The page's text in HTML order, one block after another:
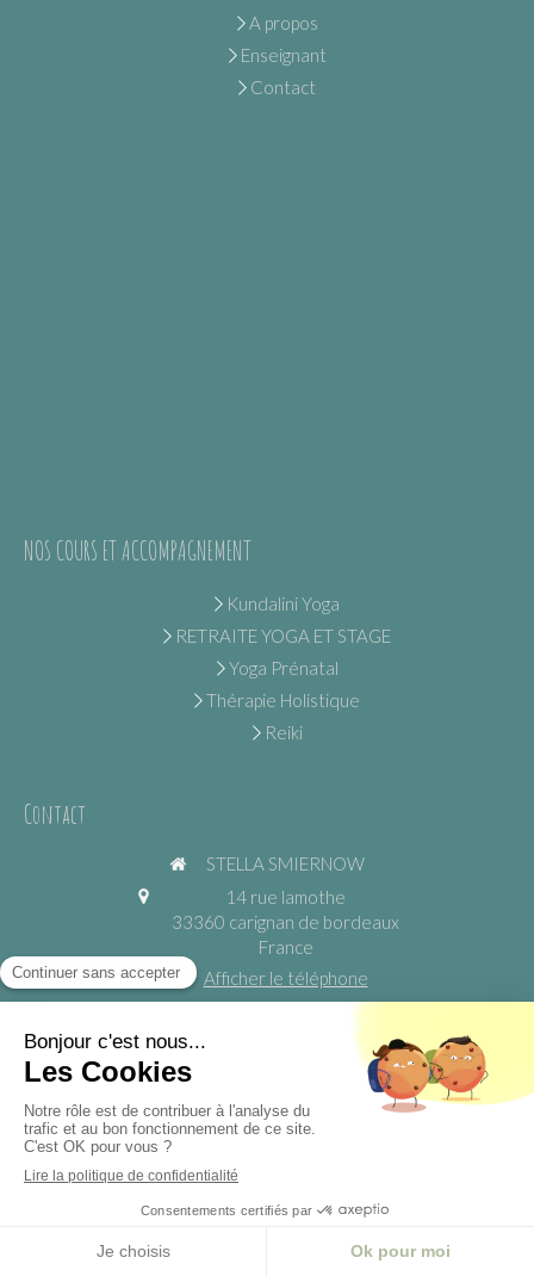
A propos
Enseignant
Contact
NOS COURS ET ACCOMPAGNEMENT
Kundalini Yoga
RETRAITE YOGA ET STAGE
Yoga Prénatal
Thérapie Holistique
Reiki
Contact
STELLA SMIERNOW
14 rue lamothe
33360 carignan de bordeaux
France
Afficher le téléphone
https://www.yogadansmaville.fr
©2024 STELLA SMIERNOW - Yoga Relaxation Méditation
Fleurs De Bach Reiki
Création et référencement du site par Simplébo